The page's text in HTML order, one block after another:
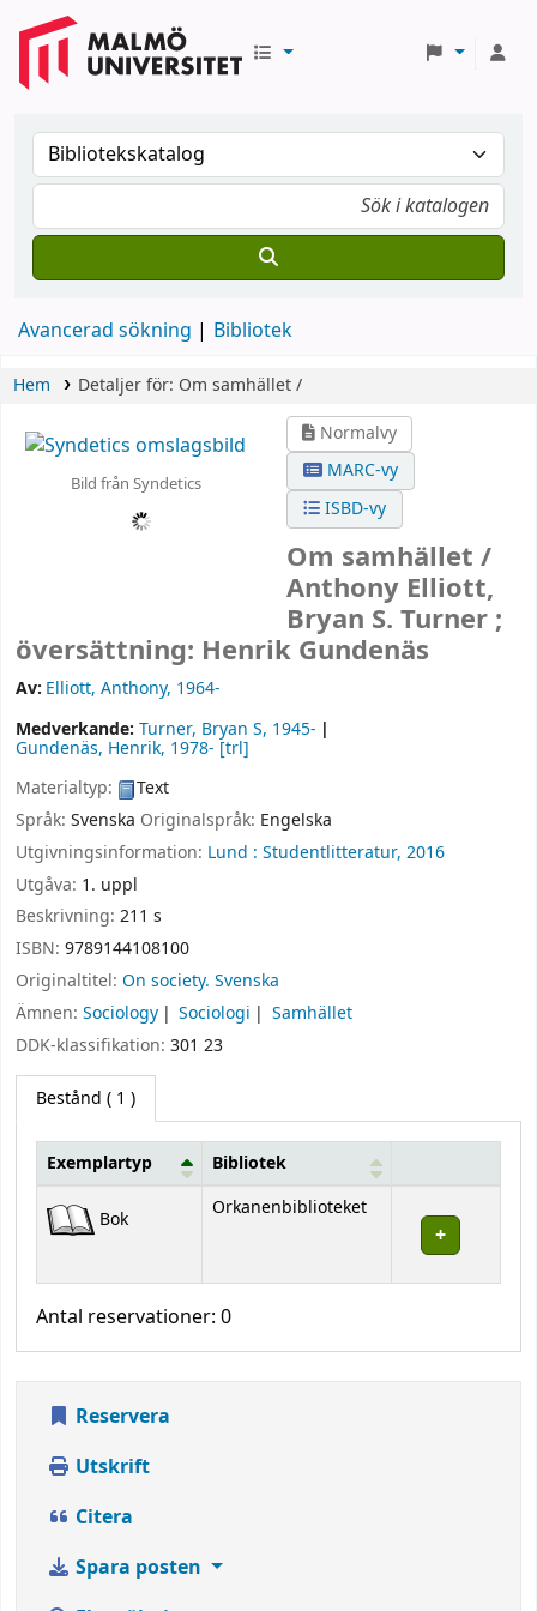
Avancerad sökning Bibliotek
Hem Detaljer för: Om samhället /
Bild från Syndetics
Normalvy
MARC-vy
ISBD-vy
Om samhället /
Anthony Elliott,
Bryan S. Turner ;
översättning: Henrik Gundenäs
Av: Elliott, Anthony, 1964-
Medverkande: Turner, Bryan S, 1945-
Gundenäs, Henrik, 1978- [trl]
Materialtyp:
Text
Språk: Svenska Originalspråk: Engelska
Utgivningsinformation: Lund : Studentlitteratur, 2016
Utgåva: 1. uppl
Beskrivning: 211 s
ISBN: 9789144108100
Originaltitel: On society. Svenska
Ämnen: Sociology Sociologi
Samhället
DDK-klassifikation: 301 23
Bestånd ( 1 )
Bestånd
Exemplartyp Bibliotek
Bok Orkanenbiblioteket
Antal reservationer: 0
Reservera
Utskrift
Citera
Spara posten